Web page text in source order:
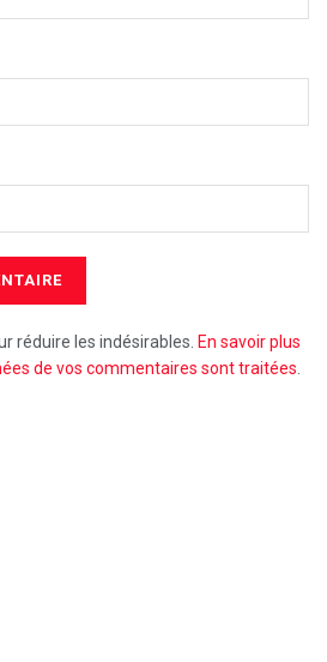
réduire les indésirables. En savoir plus
de vos commentaires sont traitées.